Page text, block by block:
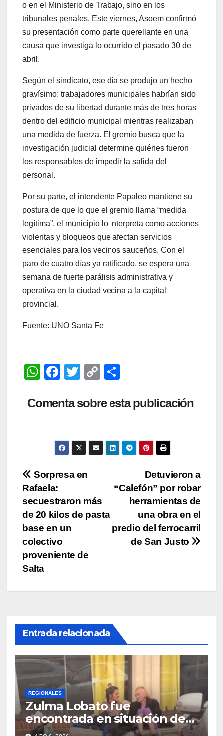
o en el Ministerio de Trabajo, sino en los
tribunales penales. Este viernes, Asoem confirmó
su presentación como parte querellante en una
causa que investiga lo ocurrido el pasado 30 de
abril.
Según el sindicato, ese día se produjo un hecho
gravísimo: trabajadores municipales habrían sido
privados de su libertad durante más de tres horas
dentro del edificio municipal mientras realizaban
una medida de fuerza. El gremio busca que la
investigación judicial determine quiénes fueron
los responsables de impedir la salida del
personal.
Por su parte, el intendente Papaleo mantiene su
postura de que lo que el gremio llama “medida
legítima”, el municipio lo interpreta como acciones
violentas y bloqueos que afectan servicios
esenciales para los vecinos sauceños. Con el
paro de cuatro días ya ratificado, se espera una
semana de fuerte parálisis administrativa y
operativa en la ciudad vecina a la capital
provincial.
Fuente: UNO Santa Fe
W
at
F
c
b
o
k
T
tt
C
p
Li
n
m
ar
tir
Comenta sobre esta publicación
Navegación
de
entradas
Detuvieron a
“Calefón” por robar
herramientas de
una obra en el
predio del ferrocarril
de San Justo
Sorpresa en
Rafaela:
secuestraron más
de 20 kilos de pasta
base en un
colectivo
proveniente de
Salta
Entrada relacionada
REGIONALES
Zulma Lobato fue
encontrada en situación de
calle en Paraná